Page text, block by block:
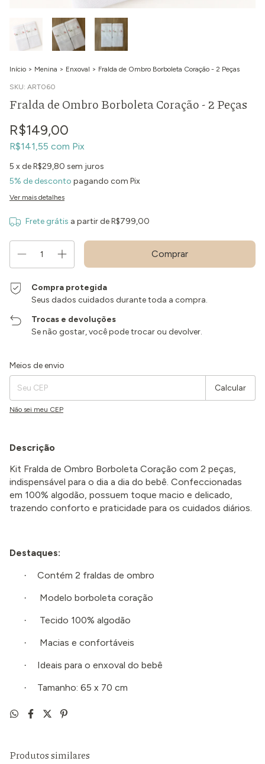
Início > Menina > Enxoval > Fralda de Ombro Borboleta Coração - 2 Peças
SKU: ART060
Fralda de Ombro Borboleta Coração - 2 Peças
R$149,00
R$141,55 com Pix
5 x deR$29,80 sem juros
5% de desconto pagando com Pix
Ver mais detalhes
Frete grátis a partir deR$799,00
Compra protegida
Seus dados cuidados durante toda a compra.
Trocas e devoluções
Se não gostar, você pode trocar ou devolver.
Entregas para o CEP:
Meios de envio
Calcular
Não sei meu CEP
Descrição
Kit Fralda de Ombro Borboleta Coração com 2 peças,
indispensável para o dia a dia do bebê. Confeccionadas
em 100% algodão, possuem toque macio e delicado,
trazendo conforto e praticidade para os cuidados diários.
Destaques:
· Contém 2 fraldas de ombro
· Modelo borboleta coração
· Tecido 100% algodão
· Macias e confortáveis
· Ideais para o enxoval do bebê
· Tamanho: 65 x 70 cm
Produtos similares